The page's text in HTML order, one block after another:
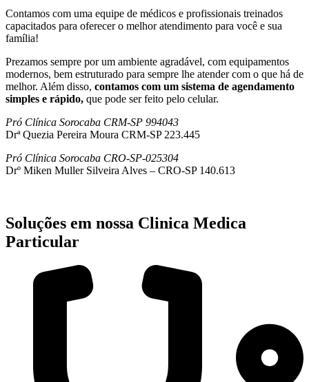
Contamos com uma equipe de médicos e profissionais treinados
capacitados para oferecer o melhor atendimento para você e sua
família!
Prezamos sempre por um ambiente agradável, com equipamentos
modernos, bem estruturado para sempre lhe atender com o que há de
melhor. Além disso, contamos com um sistema de agendamento
simples e rápido, que pode ser feito pelo celular.
Pró Clínica Sorocaba CRM-SP 994043
Drª Quezia Pereira Moura CRM-SP 223.445
Pró Clínica Sorocaba CRO-SP-025304
Drº Miken Muller Silveira Alves – CRO-SP 140.613
Soluções em nossa Clinica Medica
Particular